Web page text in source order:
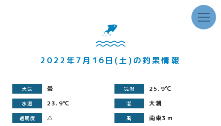
2022年7月16日(土)の釣果情報
天気 曇 気温 25.9℃
水温 23.9℃ 潮 大潮
透明度 △ 風 南東3ｍ